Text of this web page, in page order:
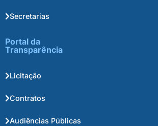
Secretarias
Portal da
Transparência
Licitação
Contratos
Audiências Públicas